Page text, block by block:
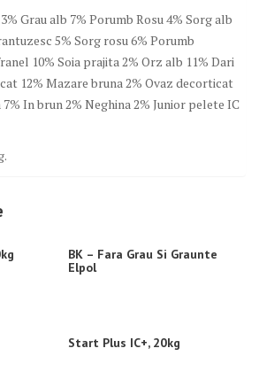
Grau alb 7% Porumb Rosu 4% Sorg alb
5% Sorg rosu 6% Porumb
10% Soia prajita 2% Orz alb 11% Dari
12% Mazare bruna 2% Ovaz decorticat
In brun 2% Neghina 2% Junior pelete IC
BK – Fara Grau Si Graunte
Elpol
Start Plus IC+, 20kg